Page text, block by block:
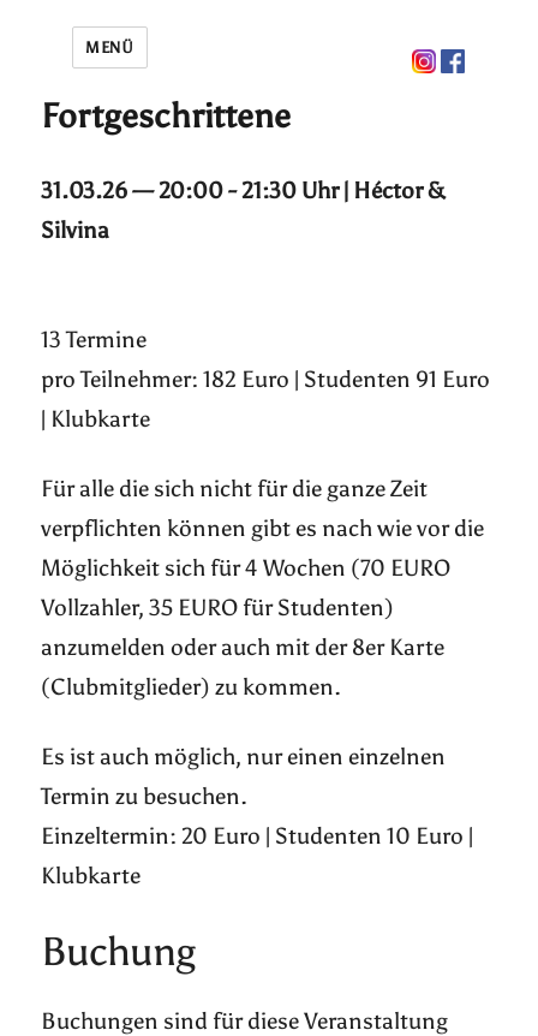
MENÜ
Fortgeschrittene
31.03.26 — 20:00 - 21:30 Uhr | Héctor &
Silvina
13 Termine
pro Teilnehmer: 182 Euro | Studenten 91 Euro
| Klubkarte
Für alle die sich nicht für die ganze Zeit
verpflichten können gibt es nach wie vor die
Möglichkeit sich für 4 Wochen (70 EURO
Vollzahler, 35 EURO für Studenten)
anzumelden oder auch mit der 8er Karte
(Clubmitglieder) zu kommen.
Es ist auch möglich, nur einen einzelnen
Termin zu besuchen.
Einzeltermin: 20 Euro | Studenten 10 Euro |
Klubkarte
Buchung
Buchungen sind für diese Veranstaltung